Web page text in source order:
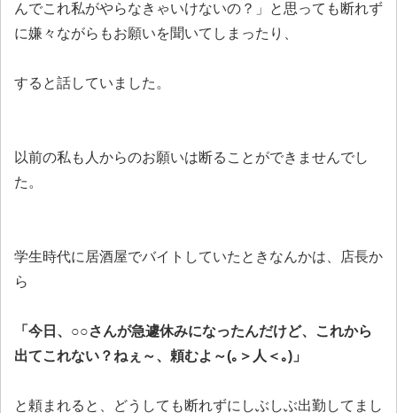
んでこれ私がやらなきゃいけないの？」と思っても断れず
に嫌々ながらもお願いを聞いてしまったり、
すると話していました。
以前の私も人からのお願いは断ることができませんでし
た。
学生時代に居酒屋でバイトしていたときなんかは、店長か
ら
「今日、○○さんが急遽休みになったんだけど、これから
出てこれない？ねぇ～、頼むよ～(｡＞人＜｡)」
と頼まれると、どうしても断れずにしぶしぶ出勤してまし